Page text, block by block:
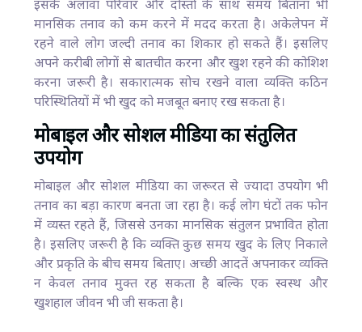
इसके अलावा परिवार और दोस्तों के साथ समय बिताना भी
मानसिक तनाव को कम करने में मदद करता है। अकेलेपन में
रहने वाले लोग जल्दी तनाव का शिकार हो सकते हैं। इसलिए
अपने करीबी लोगों से बातचीत करना और खुश रहने की कोशिश
करना जरूरी है। सकारात्मक सोच रखने वाला व्यक्ति कठिन
परिस्थितियों में भी खुद को मजबूत बनाए रख सकता है।
मोबाइल और सोशल मीडिया का संतुलित
उपयोग
मोबाइल और सोशल मीडिया का जरूरत से ज्यादा उपयोग भी
तनाव का बड़ा कारण बनता जा रहा है। कई लोग घंटों तक फोन
में व्यस्त रहते हैं, जिससे उनका मानसिक संतुलन प्रभावित होता
है। इसलिए जरूरी है कि व्यक्ति कुछ समय खुद के लिए निकाले
और प्रकृति के बीच समय बिताए। अच्छी आदतें अपनाकर व्यक्ति
न केवल तनाव मुक्त रह सकता है बल्कि एक स्वस्थ और
खुशहाल जीवन भी जी सकता है।